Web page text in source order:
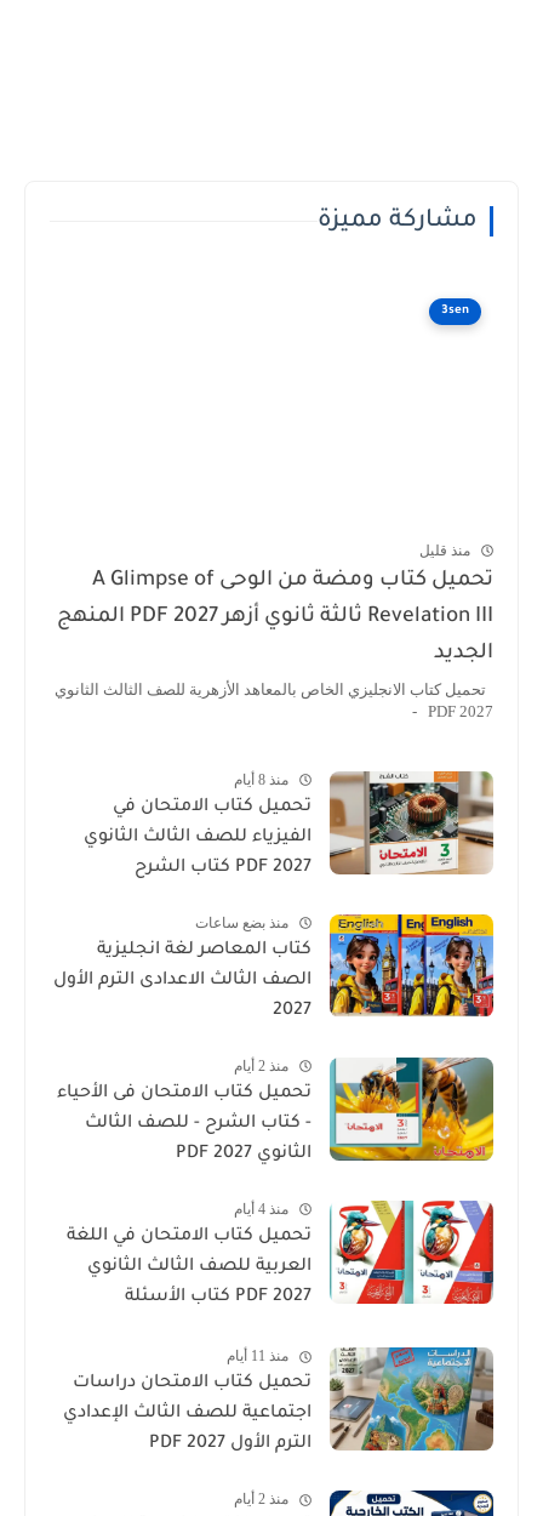
مشاركة مميزة
3sen
منذ قليل
تحميل كتاب ومضة من الوحى A Glimpse of
Revelation III ثالثة ثانوي أزهر 2027 PDF المنهج
الجديد
تحميل كتاب الانجليزي الخاص بالمعاهد الأزهرية للصف الثالث الثانوي
2027 PDF -
منذ 8 أيام
تحميل كتاب الامتحان في
الفيزياء للصف الثالث الثانوي
2027 PDF كتاب الشرح
منذ بضع ساعات
كتاب المعاصر لغة انجليزية
الصف الثالث الاعدادى الترم الأول
2027
منذ 2 أيام
تحميل كتاب الامتحان فى الأحياء
- كتاب الشرح - للصف الثالث
الثانوي 2027 PDF
منذ 4 أيام
تحميل كتاب الامتحان في اللغة
العربية للصف الثالث الثانوي
2027 PDF كتاب الأسئلة
منذ 11 أيام
تحميل كتاب الامتحان دراسات
اجتماعية للصف الثالث الإعدادي
الترم الأول 2027 PDF
منذ 2 أيام